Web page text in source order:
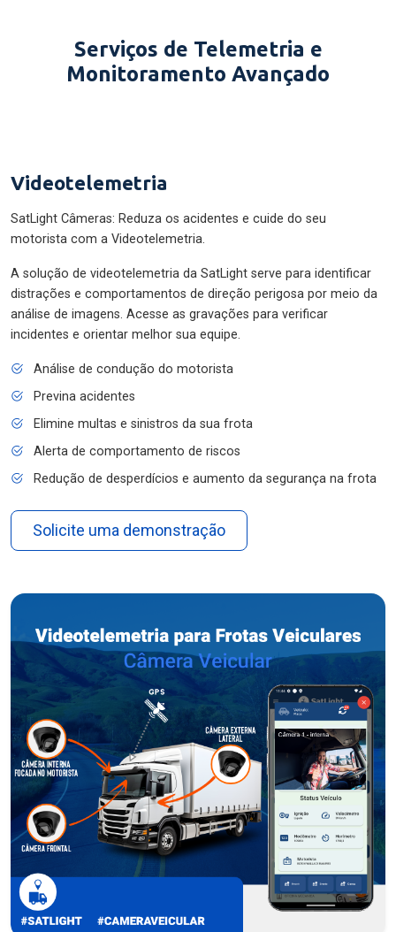
Serviços de Telemetria e
Monitoramento Avançado
Videotelemetria
SatLight Câmeras: Reduza os acidentes e cuide do seu
motorista com a Videotelemetria.
A solução de videotelemetria da SatLight serve para identificar
distrações e comportamentos de direção perigosa por meio da
análise de imagens. Acesse as gravações para verificar
incidentes e orientar melhor sua equipe.
Análise de condução do motorista
Previna acidentes
Elimine multas e sinistros da sua frota
Alerta de comportamento de riscos
Redução de desperdícios e aumento da segurança na frota
Solicite uma demonstração